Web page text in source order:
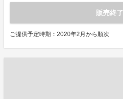
販売終了
ご提供予定時期：2020年2月から順次